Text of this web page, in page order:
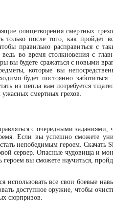
олицетворения смертных
только после того, как пройдет
правильно расправиться с
во время столкновения с
вы будете сражаться с новыми
которые вы
будет постоянно
из пепла вам потребуется
ужасных смертных грехов.
с очередными
Если вы успешно сможете
непобедимым героем. Скачать
сервер. Опасные чудовища и
героем вы сможете научиться,
все свои боевые
доступное оружие, чтобы
сюрпризов.